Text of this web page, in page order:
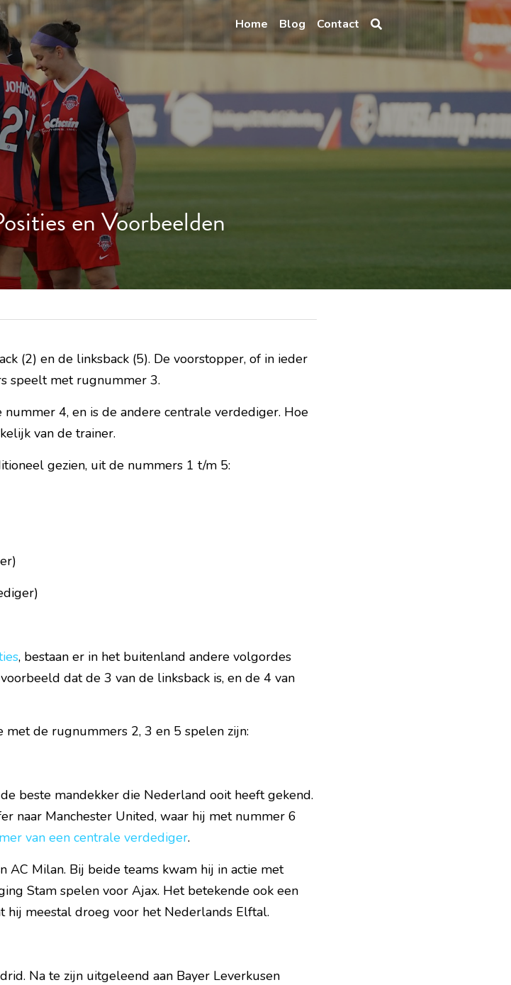
Home Blog Contact
en Voorbeelden
(2) en de linksback (5). De voorstopper, of in ieder
speelt met rugnummer 3.
4, en is de andere centrale verdediger. Hoe
van de trainer.
gezien, uit de nummers 1 t/m 5:
, bestaan er in het buitenland andere volgordes
dat de 3 van de linksback is, en de 4 van
de rugnummers 2, 3 en 5 spelen zijn:
beste mandekker die Nederland ooit heeft gekend.
naar Manchester United, waar hij met nummer 6
van een centrale verdediger.
AC Milan. Bij beide teams kwam hij in actie met
Stam spelen voor Ajax. Het betekende ook een
meestal droeg voor het Nederlands Elftal.
Na te zijn uitgeleend aan Bayer Leverkusen